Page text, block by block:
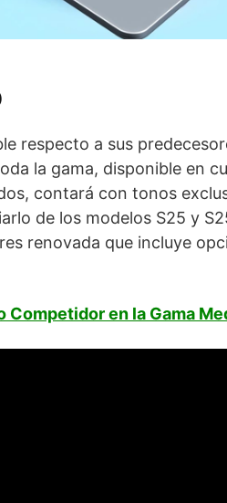
respecto a sus
la gama, disponible en
contará con tonos
de los modelos S25 y
renovada que incluye
Competidor en la Gama